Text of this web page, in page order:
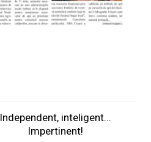
Independent, inteligent...
Impertinent!